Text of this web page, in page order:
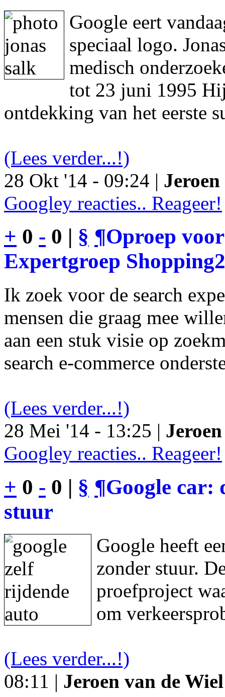
Google eert
speciaal logo.
medisch
tot 23 juni 1995
ontdekking van het eerste
(Lees verder...!)
28 Okt '14 - 09:24 |
Googley reacties.. Reageer!
+ 0 - 0 | § ¶Oproep
Expertgroep
Ik zoek voor de search
mensen die graag mee
aan een stuk visie op
search e-commerce
(Lees verder...!)
28 Mei '14 - 13:25 |
Googley reacties.. Reageer!
+ 0 - 0 | § ¶Google car:
stuur
Google heeft
zonder stuur.
proefproject
om
(Lees verder...!)
08:11 | Jeroen van de Wiel